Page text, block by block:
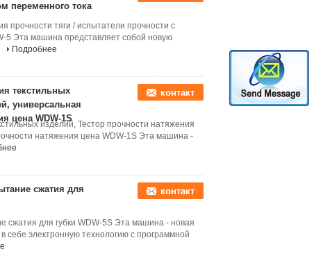
переменного тока
тяги / испытатели прочности с
5 Эта машина представляет собой новую
Подробнее
текстильных
универсальная
цена WDW-1S
контакт
изделий, Тестор прочности натяжения
натяжения цена WDW-1S Эта машина -
сжатия для
контакт
сжатия для губки WDW-5S Эта машина - новая
электронную технологию с программной